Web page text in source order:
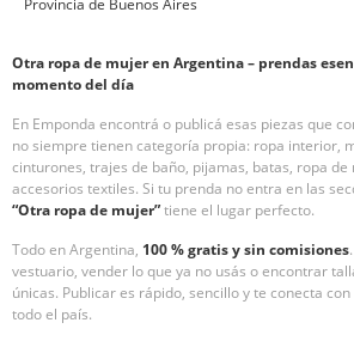
Provincia de Buenos Aires
Otra ropa de mujer en Argentina – prendas
momento del día
En Emponda encontrá o publicá esas piezas que
no siempre tienen categoría propia: ropa interior,
cinturones, trajes de baño, pijamas, batas, ropa
accesorios textiles. Si tu prenda no entra en las
“Otra ropa de mujer”tiene el lugar perfecto.
Todo en Argentina, 100 % gratis y sin comisiones
vestuario, vender lo que ya no usás o encontrar
únicas. Publicar es rápido, sencillo y te conecta
todo el país.